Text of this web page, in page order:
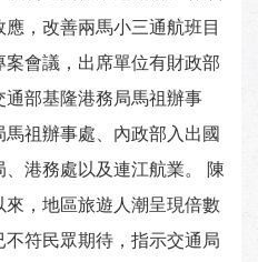
，改善兩馬小三通航班目
會議，出席單位有財政部
部基隆港務局馬祖辦事
祖辦事處、內政部入出國
港務處以及連江航業。 陳
，地區旅遊人潮呈現倍數
符民眾期待，指示交通局